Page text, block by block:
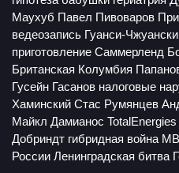
Маухуб Павел Пивоваров
ведеозапись Гуанси-
приготовление Саммерленд
Британская Колумбия
Гусейн Гасанов налоговые
Хаминский Стас Румянцев
Майкл Дамианос TotalEnergies
Добриндт гибридная война
России Ленинградская битва